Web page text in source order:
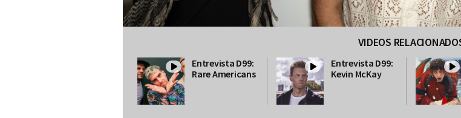
VIDEOS
Entrevista D99:
Rare Americans
Entrevista D99:
Kevin McKay